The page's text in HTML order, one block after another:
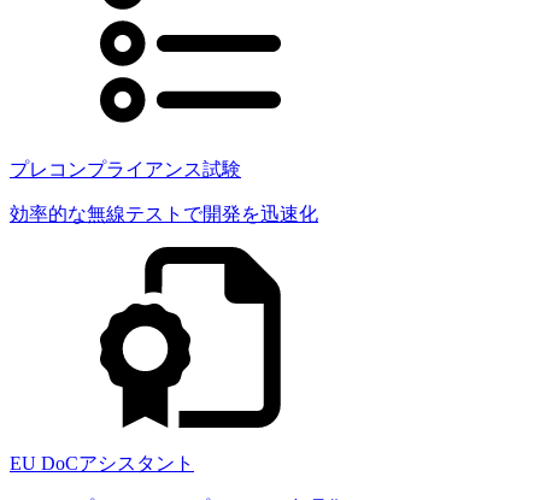
プレコンプライアンス試験
効率的な無線テストで開発を迅速化
EU DoCアシスタント